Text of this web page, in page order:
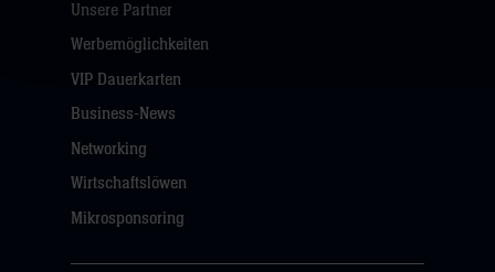
Unsere Partner
Werbemöglichkeiten
VIP Dauerkarten
Business-News
Networking
Wirtschaftslöwen
Mikrosponsoring